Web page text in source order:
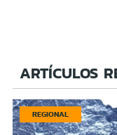
ARTÍCULOS
REGIONAL